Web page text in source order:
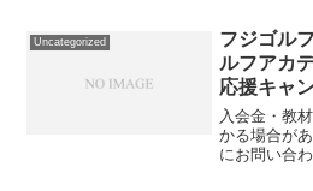
01-01利用期
Uncategorized
フジゴル
ルフアカ
応援キャ
入会金・教
かる場合が
にお問い合